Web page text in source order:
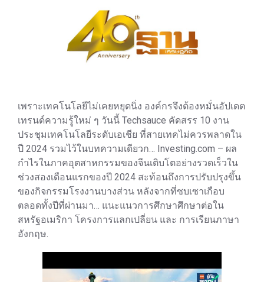
เพราะเทคโนโลยีไม่เคยหยุดนิ่ง องค์กรจึงต้องหมั่นอัปเดต
เทรนด์ความรู้ใหม่ ๆ วันนี้ Techsauce คัดสรร 10 งาน
ประชุมเทคโนโลยีระดับเอเชีย ที่สายเทคไม่ควรพลาดใน
ปี 2024 รวมไว้ในบทความเดียวก… Investing.com – ผล
กำไรในภาคอุตสาหกรรมของจีนเติบโตอย่างรวดเร็วใน
ช่วงสองเดือนแรกของปี 2024 สะท้อนถึงการปรับปรุงขึ้น
ของกิจกรรมโรงงานบางส่วน หลังจากที่ซบเซาเกือบ
ตลอดทั้งปีที่ผ่านมา… แนะแนวการศึกษาศึกษาต่อใน
สหรัฐอเมริกา โครงการแลกเปลี่ยน และ การเรียนภาษา
อังกฤษ.